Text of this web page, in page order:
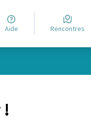
Aide Rencontres